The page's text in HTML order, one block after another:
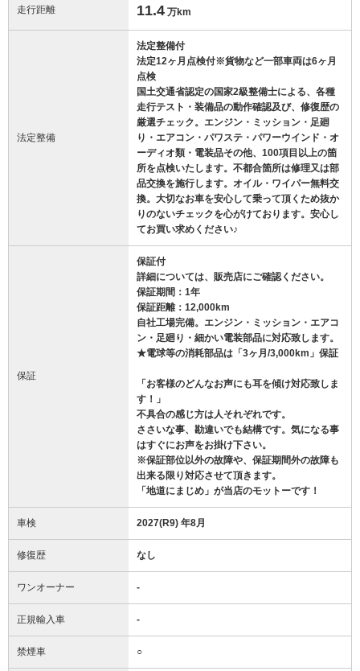
走行距離 11.4 万km
法定整備
法定整備付
法定12ヶ月点検付※貨物など一部車両は6ヶ月
点検
国土交通省認定の国家2級整備士による、各種
走行テスト・装備品の動作確認及び、修復歴の
厳選チェック。エンジン・ミッション・足廻
り・エアコン・パワステ・パワーウインド・オ
ーディオ類・電装品その他、100項目以上の箇
所を点検いたします。不都合箇所は修理又は部
品交換を施行します。オイル・ワイパー無料交
換。大切なお車を安心して乗って頂くため抜か
りのないチェックを心がけております。安心し
てお買い求めください♪
保証
保証付
詳細については、販売店にご確認ください。
保証期間：1年
保証距離：12,000km
自社工場完備。エンジン・ミッション・エアコ
ン・足廻り・細かい電装部品に対応致します。
★電球等の消耗部品は「3ヶ月/3,000km」保証
「お客様のどんなお声にも耳を傾け対応致しま
す！」
不具合の感じ方は人それぞれです。
ささいな事、勘違いでも結構です。気になる事
はすぐにお声をお掛け下さい。
※保証部位以外の故障や、保証期間外の故障も
出来る限り対応させて頂きます。
「地道にまじめ」が当店のモットーです！
車検 2027(R9) 年8月
修復歴 なし
ワンオーナー -
正規輸入車 -
禁煙車 ○